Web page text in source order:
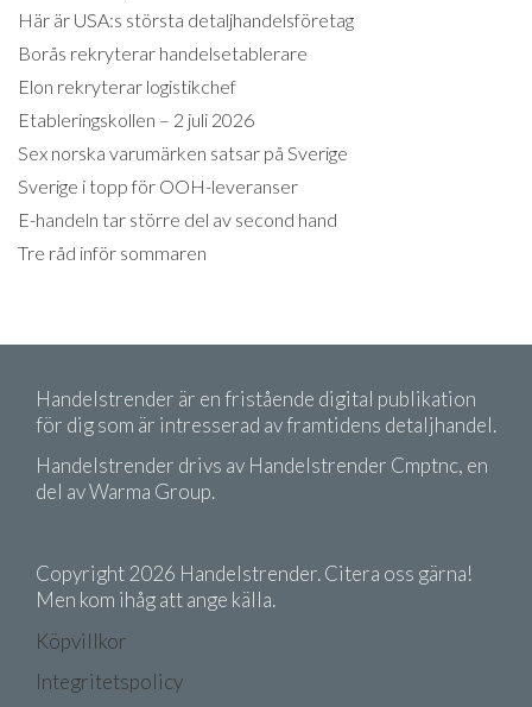
Här är USA:s största detaljhandelsföretag
Borås rekryterar handelsetablerare
Elon rekryterar logistikchef
Etableringskollen – 2 juli 2026
Sex norska varumärken satsar på Sverige
Sverige i topp för OOH-leveranser
E-handeln tar större del av second hand
Tre råd inför sommaren
Handelstrender är en fristående digital publikation
för dig som är intresserad av framtidens detaljhandel.
Handelstrender drivs av Handelstrender Cmptnc, en
del av Warma Group.
Copyright 2026 Handelstrender. Citera oss gärna!
Men kom ihåg att ange källa.
Köpvillkor
Integritetspolicy